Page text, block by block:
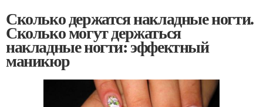
Сколько держатся накладные ногти.
Сколько могут держаться
накладные ногти: эффектный
маникюр